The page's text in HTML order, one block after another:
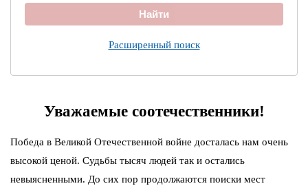
Найти
Расширенный поиск
Уважаемые соотечественники!
Победа в Великой Отечественной войне досталась нам очень
высокой ценой. Судьбы тысяч людей так и остались
невыясненными. До сих пор продолжаются поиски мест